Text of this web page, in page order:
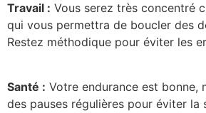
Travail : Vous serez très concentré
qui vous permettra de boucler des
Restez méthodique pour éviter les
Santé : Votre endurance est bonne,
des pauses régulières pour éviter la